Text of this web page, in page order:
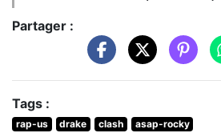
Partager :
Tags :
rap-us drake clash asap-rocky